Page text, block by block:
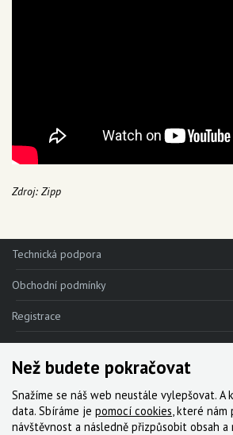
Zdroj: Zipp
Technická podpora
Obchodní podmínky
Registrace
Reklamace
Kde nakoupit
Kontakt
Než budete pokračovat
Snažíme se náš web neustále vylepšovat. A
data. Sbíráme je pomocí cookies, které nám
návštěvnost a následně přizpůsobit obsah a